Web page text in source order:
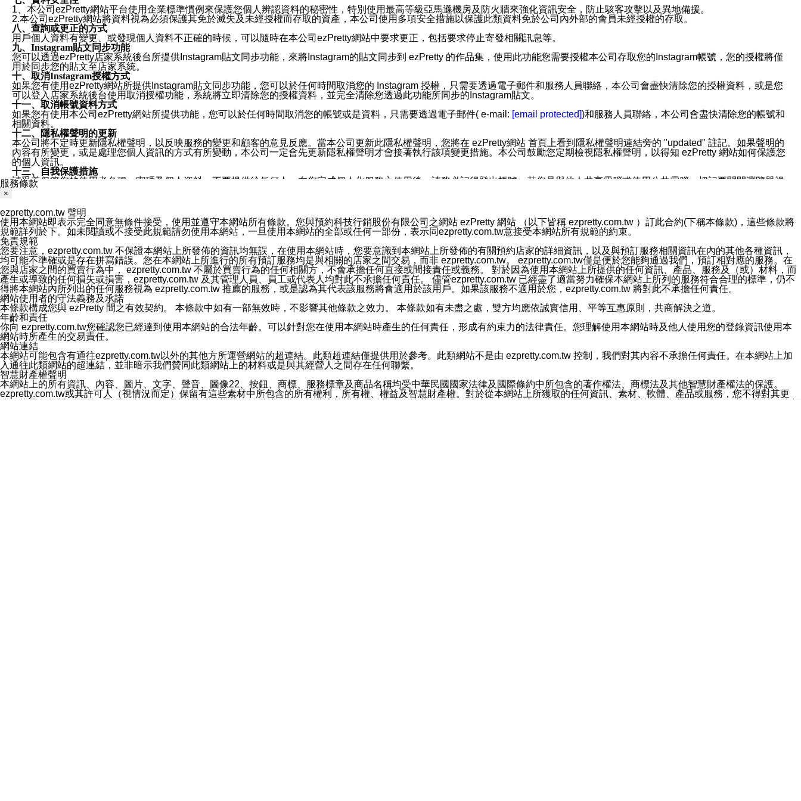
1、本公司ezPretty網站平台使用企業標準慣例來保護您個人辨認資料的秘密性，特別使用最高等級亞馬遜機房及防火牆來強化資訊安全，防止駭客攻擊以及異地備援。
2.本公司ezPretty網站將資料視為必須保護其免於滅失及未經授權而存取的資產，本公司使用多項安全措施以保護此類資料免於公司內外部的會員未經授權的存取。
八、查詢或更正的方式
用戶個人資料有變更、或發現個人資料不正確的時候，可以隨時在本公司ezPretty網站中要求更正，包括要求停止寄發相關訊息等。
九、Instagram貼文同步功能
您可以透過ezPretty店家系統後台所提供Instagram貼文同步功能，來將Instagram的貼文同步到 ezPretty 的作品集，使用此功能您需要授權本公司存取您的Instagram帳號，您的授權將僅
用於同步您的貼文至店家系統。
十、取消Instagram授權方式
如果您有使用ezPretty網站所提供Instagram貼文同步功能，您可以於任何時間取消您的 Instagram 授權，只需要透過電子郵件和服務人員聯絡，本公司會盡快清除您的授權資料，或是您
可以登入店家系統後台使用取消授權功能，系統將立即清除您的授權資料，並完全清除您透過此功能所同步的Instagram貼文。
十一、取消帳號資料方式
如果您有使用本公司ezPretty網站所提供功能，您可以於任何時間取消您的帳號或是資料，只需要透過電子郵件( e-mail: [email protected])和服務人員聯絡，本公司會盡快清除您的帳號和
相關資料。
十二、隱私權聲明的更新
本公司將不定時更新隱私權聲明，以反映服務的變更和顧客的意見反應。當本公司更新此隱私權聲明，您將在 ezPretty網站 首頁上看到隱私權聲明連結旁的 "updated" 註記。如果聲明的
內容有所變更，或是處理您個人資訊的方式有所變動，本公司一定會先更新隱私權聲明才會接著執行該項變更措施。本公司鼓勵您定期檢視隱私權聲明，以得知 ezPretty 網站如何保護您
的個人資訊。
十三、自我保護措施
請妥善保管您的使用者名稱、密碼及個人資料，不要提供給任何人。在您完成個人化服務之使用後，請務必記得登出帳號。若您是與他人共享電腦或使用公共電腦，切記要關閉瀏覽器視
窗，以防止他人讀取您的個人資料、信件或進入所機關管理區。
您同意本公司網站，透過您所提供的郵件地址與您取得聯絡並傳送或宣傳本網站各項服務之資料或電子郵件供您參考。您能依照該資料或電子郵件所指示之方法、說明或功能連結，隨時
停止接收這些資料或電子郵件。
十五、訊息通知
本公司/本服務將以通知型訊息傳送重要訊息給您。即使未加入本公司/本服務好友，您仍可接收到通知型訊息。
本公司/本服務傳送之通知型訊息以對您有效且重要的訊息為限，以廣告或其他目的的訊息皆不會被傳送。滿足以下三個條件者，將可收到通知型訊息。
1.LINE 帳號設定的電話號碼與本公司/本服務所傳來的電話號碼比對相符。
2.該 LINE 帳號已在 LINE APP 設定中，同意接收通知型訊息。
3.LINE 帳號未封鎖傳送訊息之 LINE 官方帳號。
欲變更通知型訊息的設定，操作如下：
1.點選「主頁」＞「設定」
2.點選「隱私設定」
3.點選「提供使用資料」
4.點選「LINE通知型訊息」
5.開關「接收LINE通知型訊息」
❗️關閉「接收通知型訊息」後，將不會接收到來自任何企業官方帳號或認證官方帳號的通知型訊息。
服務條款
×
ezpretty.com.tw 聲明
使用本網站即表示完全同意無條件接受，使用並遵守本網站所有條款。您與預約科技行銷股份有限公司之網站 ezPretty 網站 （以下皆稱 ezpretty.com.tw ）訂此合約(下稱本條款)，這些條款將
規範詳列於下。如未閱讀或不接受此規範請勿使用本網站，一旦使用本網站的全部或任何一部份，表示同ezpretty.com.tw意接受本網站所有規範的約束。
免責規範
您要注意，ezpretty.com.tw 不保證本網站上所發佈的資訊均無誤，在使用本網站時，您要意識到本網站上所發佈的有關預約店家的詳細資訊，以及與預訂服務相關資訊在內的其他各種資訊，
均可能不準確或是存在拼寫錯誤。您在本網站上所進行的所有預訂服務均是與相關的店家之間交易，而非 ezpretty.com.tw。 ezpretty.com.tw僅是便於您能夠通過我們，預訂相對應的服務。在
您與店家之間的買賣行為中， ezpretty.com.tw 不屬於買賣行為的任何相關方，不會承擔任何直接或間接責任或義務。 對於因為使用本網站上所提供的任何資訊、產品、服務及（或）材料，而
產生或導致的任何損失或損害，ezpretty.com.tw 及其管理人員、員工或代表人均對此不承擔任何責任。 儘管ezpretty.com.tw 已經盡了適當努力確保本網站上所列的服務符合合理的標準，仍不
得將本網站內所列出的任何服務視為 ezpretty.com.tw 推薦的服務，或是認為其代表該服務將會適用於該用戶。如果該服務不適用於您，ezpretty.com.tw 將對此不承擔任何責任。
網站使用者的守法義務及承諾
本條款構成您與 ezPretty 間之有效契約。 本條款中如有一部無效時，不影響其他條款之效力。 本條款如有未盡之處，雙方均應依誠實信用、平等互惠原則，共商解決之道。
年齡和責任
你向 ezpretty.com.tw您確認您已經達到使用本網站的合法年齡。可以針對您在使用本網站時產生的任何責任，形成有約束力的法律責任。您理解使用本網站時及他人使用您的登錄資訊使用本
網站時所產生的交易責任。
網站連結
本網站可能包含有通往ezpretty.com.tw以外的其他方所運營網站的超連結。此類超連結僅提供用於參考。此類網站不是由 ezpretty.com.tw 控制，我們對其內容不承擔任何責任。在本網站上加
入通往此類網站的超連結，並非暗示我們贊同此類網站上的材料或是與其經營人之間存在任何聯繫。
智慧財產權聲明
本網站上的所有資訊、內容、圖片、文字、聲音、圖像22、按鈕、商標、服務標章及商品名稱均受中華民國國家法律及國際條約中所包含的著作權法、商標法及其他智慧財產權法的保護。
ezpretty.com.tw或其許可人（視情況而定）保留有這些素材中所包含的所有權利，所有權、權益及智慧財產權。對於從本網站上所獲取的任何資訊、素材、軟體、產品或服務，您不得對其更